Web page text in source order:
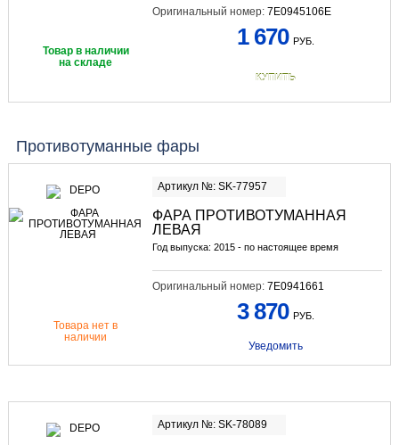
Оригинальный номер: 7E0945106E
Товар в наличии
на складе
1 670 РУБ.
КУПИТЬ
Противотуманные фары
Артикул №: SK-77957
ФАРА ПРОТИВОТУМАННАЯ
ЛЕВАЯ
Год выпуска: 2015 - по настоящее время
Оригинальный номер: 7E0941661
Товара нет в
наличии
3 870 РУБ.
Уведомить
Артикул №: SK-78089